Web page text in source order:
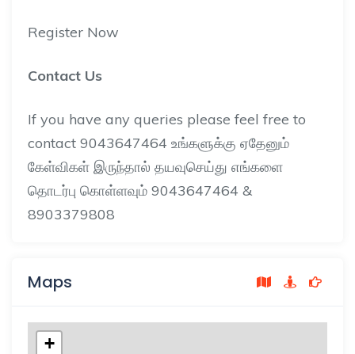
Register Now
Contact Us
If you have any queries please feel free to
contact 9043647464 உங்களுக்கு ஏதேனும்
கேள்விகள் இருந்தால் தயவுசெய்து எங்களை
தொடர்பு கொள்ளவும் 9043647464 &
8903379808
Maps
+